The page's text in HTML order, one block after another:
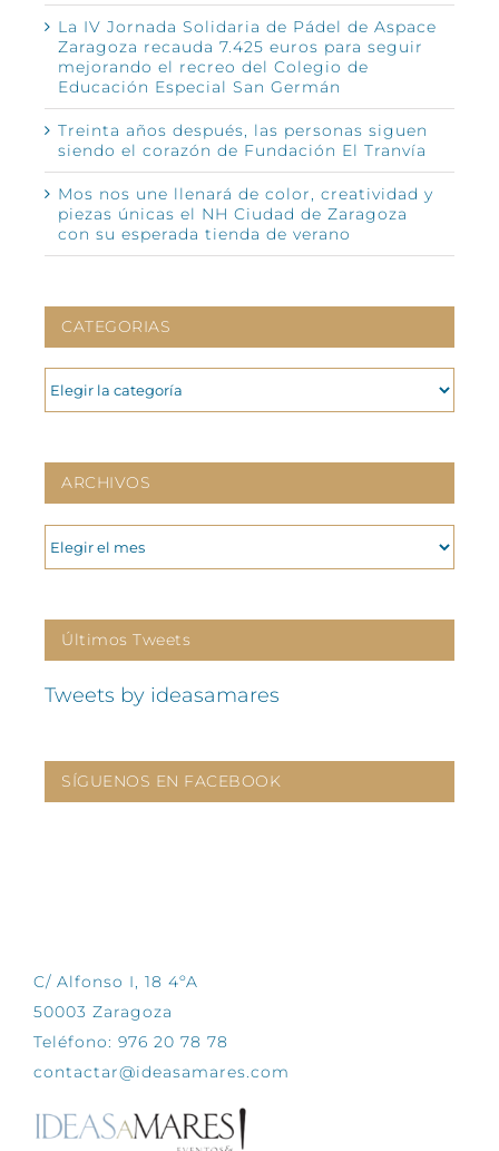
La IV Jornada Solidaria de Pádel de Aspace
Zaragoza recauda 7.425 euros para seguir
mejorando el recreo del Colegio de
Educación Especial San Germán
Treinta años después, las personas siguen
siendo el corazón de Fundación El Tranvía
Mos nos une llenará de color, creatividad y
piezas únicas el NH Ciudad de Zaragoza
con su esperada tienda de verano
CATEGORIAS
CATEGORIAS
ARCHIVOS
ARCHIVOS
Últimos Tweets
Tweets by ideasamares
SÍGUENOS EN FACEBOOK
C/ Alfonso I, 18 4ºA
50003 Zaragoza
Teléfono: 976 20 78 78
contactar@ideasamares.com